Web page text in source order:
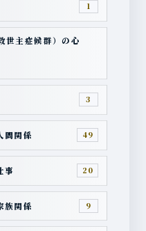
1
世主症候群）の心
3
間関係 49
事 20
族関係 9